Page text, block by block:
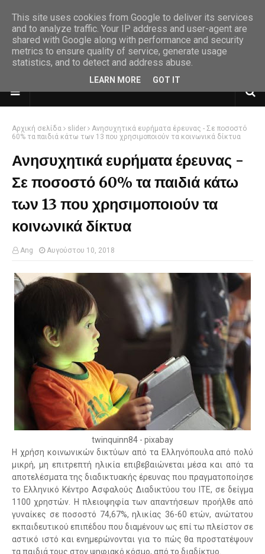
Αρχική σελίδα slider
Ανησυχητικά ευρήματα έρευνας - Σε ποσοστό
60% τα παιδιά κάτω των 13 που χρησιμοποιούν τα κοινωνικά δίκτυα
Ανησυχητικά ευρήματα έρευνας -
Σε ποσοστό 60% τα παιδιά κάτω
των 13 που χρησιμοποιούν τα
κοινωνικά δίκτυα
Ang Αυγούστου 10, 2018
twinquinn84 - pixabay
H χρήση κοινωνικών δικτύων από τα Ελληνόπουλα από πολύ
μικρή, μη επιτρεπτή ηλικία επιβεβαιώνεται μέσα και από τα
αποτελέσματα της διαδικτυακής έρευνας που πραγματοποίησε
το Ελληνικό Κέντρο Ασφαλούς Διαδικτύου του ΙΤΕ, σε δείγμα
1100 χρηστών. Η πλειοψηφία των απαντήσεων προήλθε από
γυναίκες σε ποσοστό 74,67%, ηλικίας 36-60 ετών, ανώτατου
εκπαιδευτικού επιπέδου που διαμένουν ως επί τω πλείστον σε
αστικό ιστό και ενημερώνονται για το πώς θα προστατέψουν
τα παιδιά τους στον ψηφιακό κόσμο, από το διαδίκτυο.
This site uses cookies from Google to deliver its services
and to analyze traffic. Your IP address and user-agent are
shared with Google along with performance and security
metrics to ensure quality of service, generate usage
statistics, and to detect and address abuse.
LEARN MORE GOT IT